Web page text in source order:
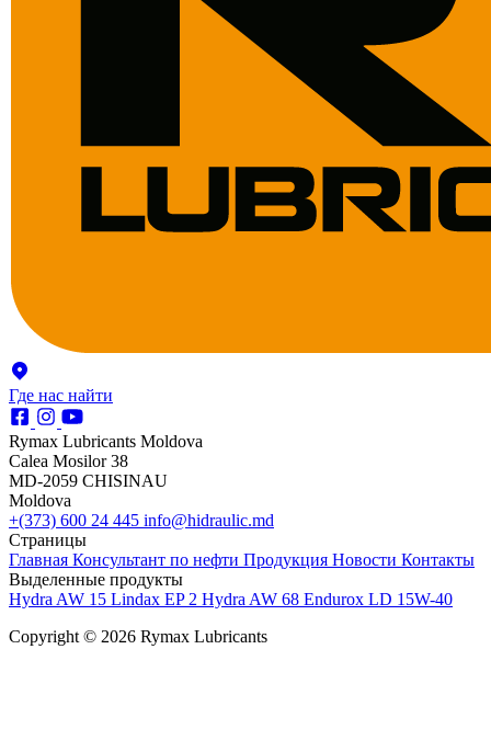
Где нас найти
Rymax Lubricants Moldova
Calea Mosilor 38
MD-2059 CHISINAU
Moldova
+(373) 600 24 445 info@hidraulic.md
Страницы
Главная Консультант по нефти Продукция Новости Контакты
Выделенные продукты
Hydra AW 15 Lindax EP 2 Hydra AW 68 Endurox LD 15W-40
Copyright © 2026 Rymax Lubricants